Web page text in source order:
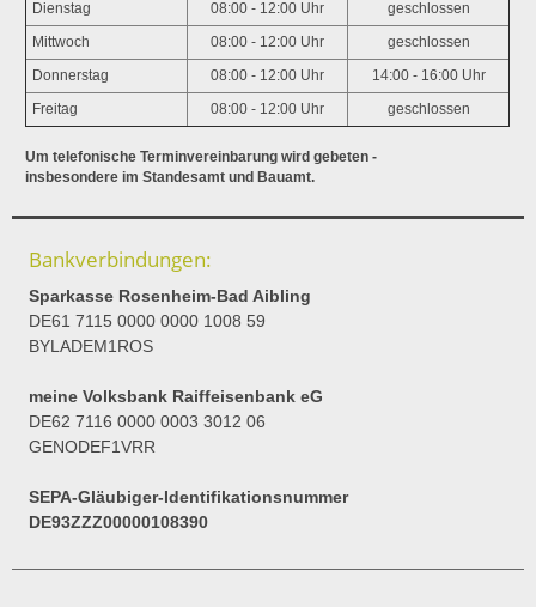
Dienstag 08:00 - 12:00 Uhr geschlossen
Mittwoch 08:00 - 12:00 Uhr geschlossen
Donnerstag 08:00 - 12:00 Uhr 14:00 - 16:00 Uhr
Freitag 08:00 - 12:00 Uhr geschlossen
Um telefonische Terminvereinbarung wird gebeten -
insbesondere im Standesamt und Bauamt.
Bankverbindungen:
Sparkasse Rosenheim-Bad Aibling
DE61 7115 0000 0000 1008 59
BYLADEM1ROS
meine Volksbank Raiffeisenbank eG
DE62 7116 0000 0003 3012 06
GENODEF1VRR
SEPA-Gläubiger-Identifikationsnummer
DE93ZZZ00000108390